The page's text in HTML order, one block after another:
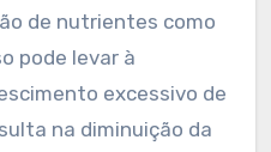
de nutrientes como
pode levar à
excessivo de
na diminuição da